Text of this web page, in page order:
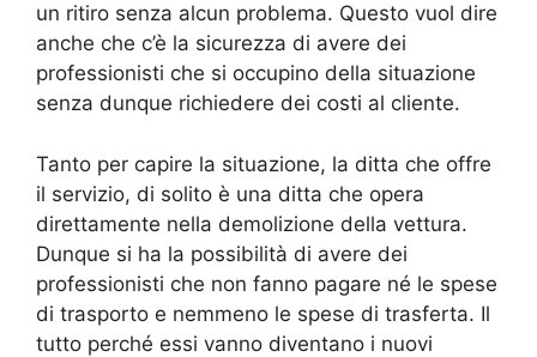
un ritiro senza alcun problema. Questo vuol dire
anche che c’è la sicurezza di avere dei
professionisti che si occupino della situazione
senza dunque richiedere dei costi al cliente.
Tanto per capire la situazione, la ditta che offre
il servizio, di solito è una ditta che opera
direttamente nella demolizione della vettura.
Dunque si ha la possibilità di avere dei
professionisti che non fanno pagare né le spese
di trasporto e nemmeno le spese di trasferta. Il
tutto perché essi vanno diventano i nuovi